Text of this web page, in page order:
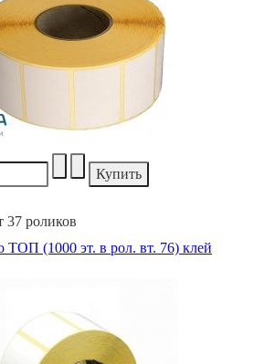
37 роликов
ТОП (1000 эт. в рол. вт. 76) клей